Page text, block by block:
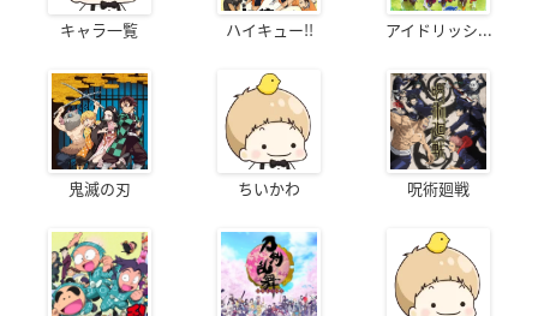
キャラ一覧 ハイキュー!! アイドリッシ...
鬼滅の刃 ちいかわ 呪術廻戦